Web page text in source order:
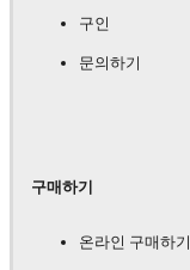
구인
문의하기
구매하기
온라인 구매하기